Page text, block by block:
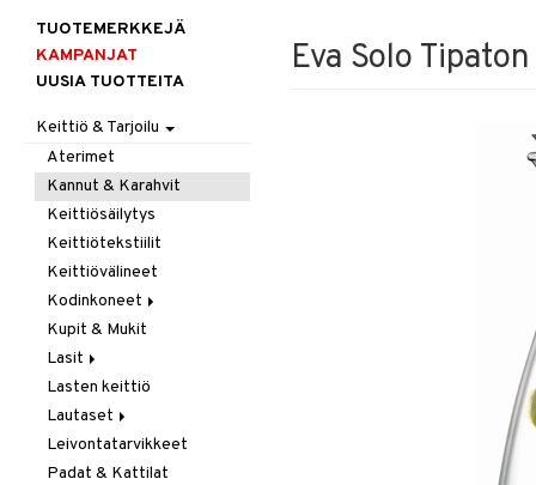
Eva Solo
TUOTEMERKKEJÄ
KAMPANJAT
UUSIA TUOTTEITA
Keittiö & Tarjoilu
Aterimet
Kannut & Karahvit
Keittiösäilytys
Keittiötekstiilit
Keittiövälineet
Kodinkoneet
Kahvi, Tee & Espresso
Leivänpaahtimet
Mixerit &
Sähkövatkaimet
Muut koneet
Vedenkeittimet
Kupit & Mukit
Lasit
Juoma- & Cocktailasit
Juomalasit
Olutlasit
Shamppanjalasit
Lasten keittiö
Lautaset
Asetit
Ruokalautaset
Leivontatarvikkeet
Padat & Kattilat